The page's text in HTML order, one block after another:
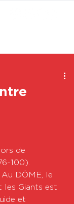
de
100).
DÔME, le
les Giants est
et